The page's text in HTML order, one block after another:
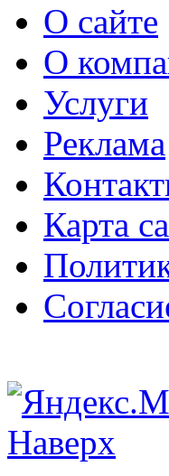
О сайте
О
Услуги
Реклама
Карта
Наверх